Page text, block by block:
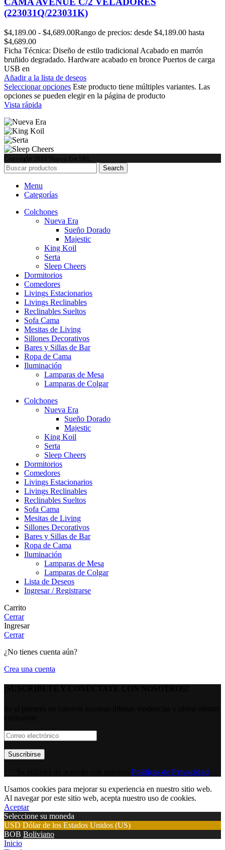
(223031Q/223031K)
$4,189.00 - $4,689.00Rango de precios: desde $4,189.00 hasta
$4,689.00
Ficha Técnica: Diseño de estilo tradicional Acabado en marrón
bruñido degradado. Hardware acabado en bronce Puertos de carga
USB en
Añadir a la lista de deseos
Seleccionar opciones Este producto tiene múltiples variantes. Las
opciones se pueden elegir en la página de producto
Vista rápida
Copyright 2021 Nueva Era SRL
Search
Menu
Categorías
Colchones
Nueva Era
Sueño Dorado
Majestic
King Koil
Serta
Sleep Cheers
Dormitorios
Comedores
Livings Estacionarios
Livings Reclinables
Reclinables Sueltos
Sofa Cama
Mesitas de Living
Sillones Decorativos
Bares y Sillas de Bar
Ropa de Cama
Iluminación
Lamparas de Mesa
Lamparas de Colgar
Colchones
Nueva Era
Sueño Dorado
Majestic
King Koil
Serta
Sleep Cheers
Dormitorios
Comedores
Livings Estacionarios
Livings Reclinables
Reclinables Sueltos
Sofa Cama
Mesitas de Living
Sillones Decorativos
Bares y Sillas de Bar
Ropa de Cama
Iluminación
Lamparas de Mesa
Lamparas de Colgar
Lista de Deseos
Ingresar / Registrarse
Carrito
Cerrar
Ingresar
Cerrar
¿No tienes cuenta aún?
Crea una cuenta
Políticas de Privacidad
Usamos cookies para mejorar su experiencia en nuestro sitio web.
Al navegar por este sitio web, acepta nuestro uso de cookies.
Aceptar
Seleccione su moneda
USD Dólar de los Estados Unidos (US)
BOB Boliviano
Inicio